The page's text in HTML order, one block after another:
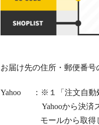
お届け先の住所・郵便番号
Yahoo ：※１「注文自動
Yahooから決済
モールから取得した決